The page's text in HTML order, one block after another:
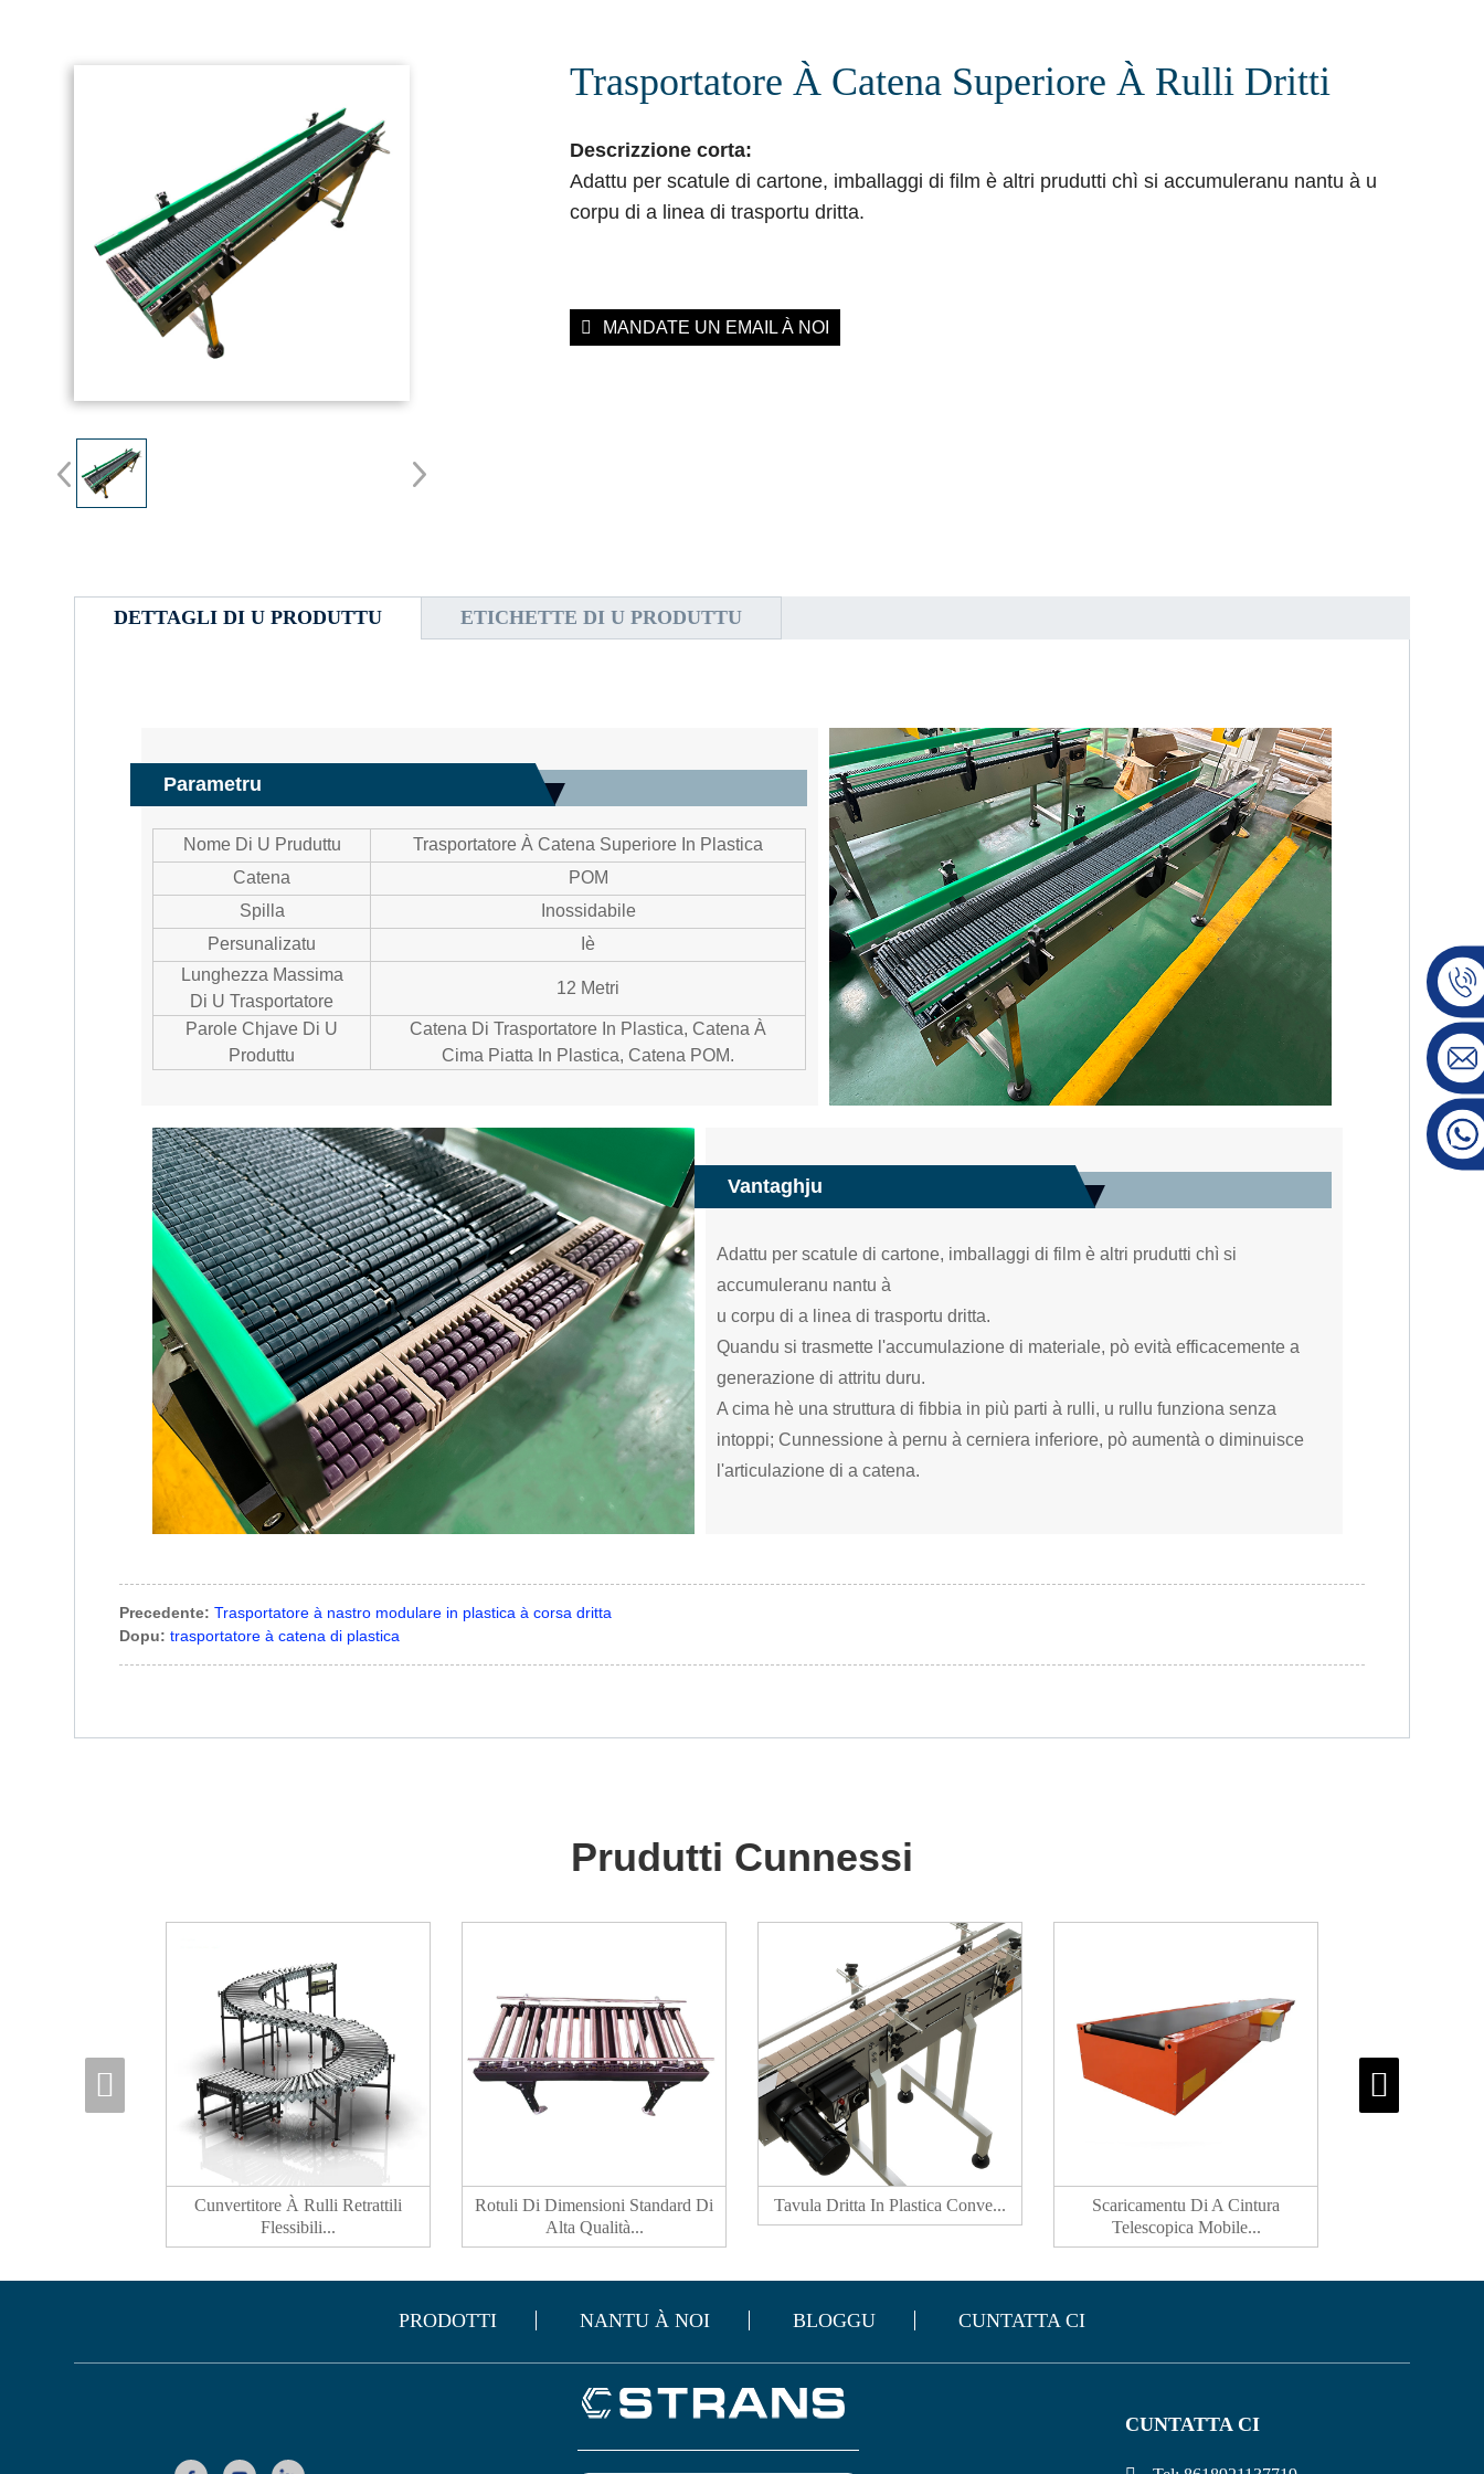
Trasportatore À Catena Superiore À Rulli Dritti
Descrizzione corta:
Adattu per scatule di cartone, imballaggi di film è altri prudutti chì si accumuleranu nantu à u
corpu di a linea di trasportu dritta.
MANDATE UN EMAIL À NOI
DETTAGLI DI U PRODUTTU ETICHETTE DI U PRODUTTU
Parametru
Nome Di U Pruduttu
Trasportatore À Catena Superiore In Plastica
Catena
POM
Spilla
Inossidabile
Persunalizatu
Iè
Lunghezza Massima
Di U Trasportatore
12 Metri
Parole Chjave Di U
Produttu
Catena Di Trasportatore In Plastica, Catena À
Cima Piatta In Plastica, Catena POM.
Vantaghju
Adattu per scatule di cartone, imballaggi di film è altri prudutti chì si
accumuleranu nantu à
u corpu di a linea di trasportu dritta.
Quandu si trasmette l'accumulazione di materiale, pò evità efficacemente a
generazione di attritu duru.
A cima hè una struttura di fibbia in più parti à rulli, u rullu funziona senza
intoppi; Cunnessione à pernu à cerniera inferiore, pò aumentà o diminuisce
l'articulazione di a catena.
Precedente: Trasportatore à nastro modulare in plastica à corsa dritta
Dopu: trasportatore à catena di plastica
Prudutti Cunnessi
Cunvertitore À Rulli Retrattili
Flessibili...
Rotuli Di Dimensioni Standard Di
Alta Qualità...
Tavula Dritta In Plastica Conve...
Scaricamentu Di A Cintura
Telescopica Mobile...
PRODOTTI NANTU À NOI BLOGGU CUNTATTA CI
CUNTATTA CI